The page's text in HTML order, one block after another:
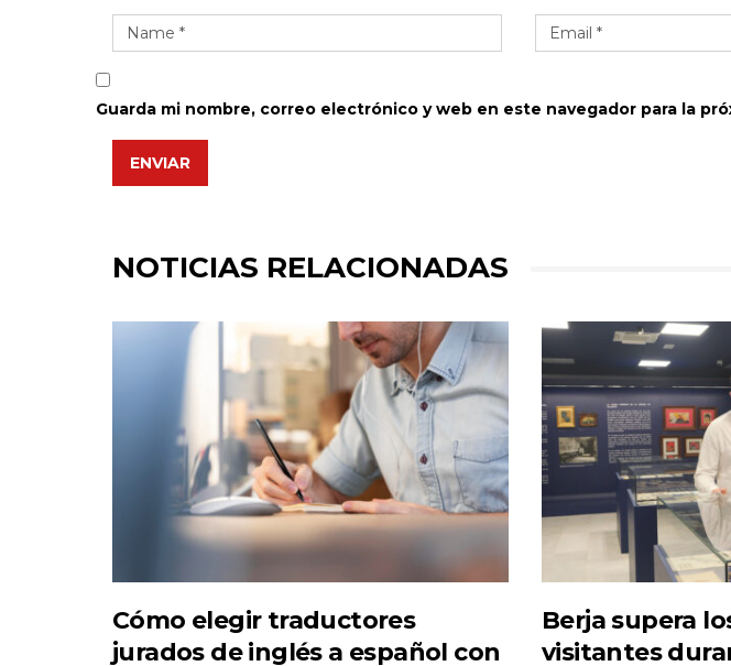
Guarda mi nombre, correo electrónico y web en este navegador para la
ENVIAR
NOTICIAS RELACIONADAS
Cómo elegir traductores
jurados de inglés a español con
Berja supera
visitantes